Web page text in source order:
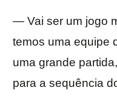
— Vai ser um jogo
temos uma equipe
uma grande
para a sequência